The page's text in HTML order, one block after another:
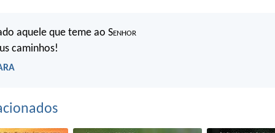
aquele que teme ao Senhor
caminhos!